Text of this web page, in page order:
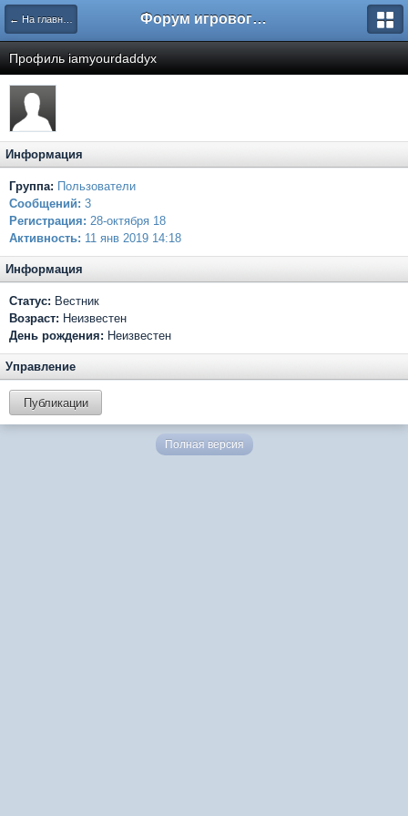
← На главную Форум игрового проекта Riverrise
Профиль iamyourdaddyx
Информация
Группа: Пользователи
Сообщений: 3
Регистрация: 28-октября 18
Активность: 11 янв 2019 14:18
Информация
Статус: Вестник
Возраст: Неизвестен
День рождения: Неизвестен
Управление
Публикации
Полная версия